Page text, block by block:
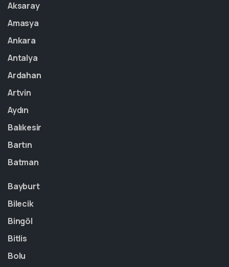
Aksaray
Amasya
Ankara
Antalya
Ardahan
Artvin
Aydın
Balıkesir
Bartın
Batman
Bayburt
Bilecik
Bingöl
Bitlis
Bolu